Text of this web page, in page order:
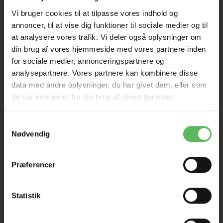
Vi bruger cookies til at tilpasse vores indhold og
annoncer, til at vise dig funktioner til sociale medier og til
at analysere vores trafik. Vi deler også oplysninger om
din brug af vores hjemmeside med vores partnere inden
for sociale medier, annonceringspartnere og
analysepartnere. Vores partnere kan kombinere disse
data med andre oplysninger, du har givet dem, eller som
de har indsamlet fra din brug af deres tjenester.
Nødvendig
Præferencer
Statistik
TIL D. 8 AUGUST
HELE WEBSHOPPEN ER
SAT NED
Tilbud GÆLDER IKKE
I FYSISK BUTIKKERE